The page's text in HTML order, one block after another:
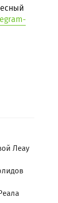
Леау